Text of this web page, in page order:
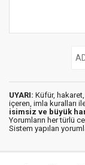
UYARI: Küfür,
içeren, imla kuralları
isimsiz ve büyük
Yorumların her türlü
Sistem yapılan